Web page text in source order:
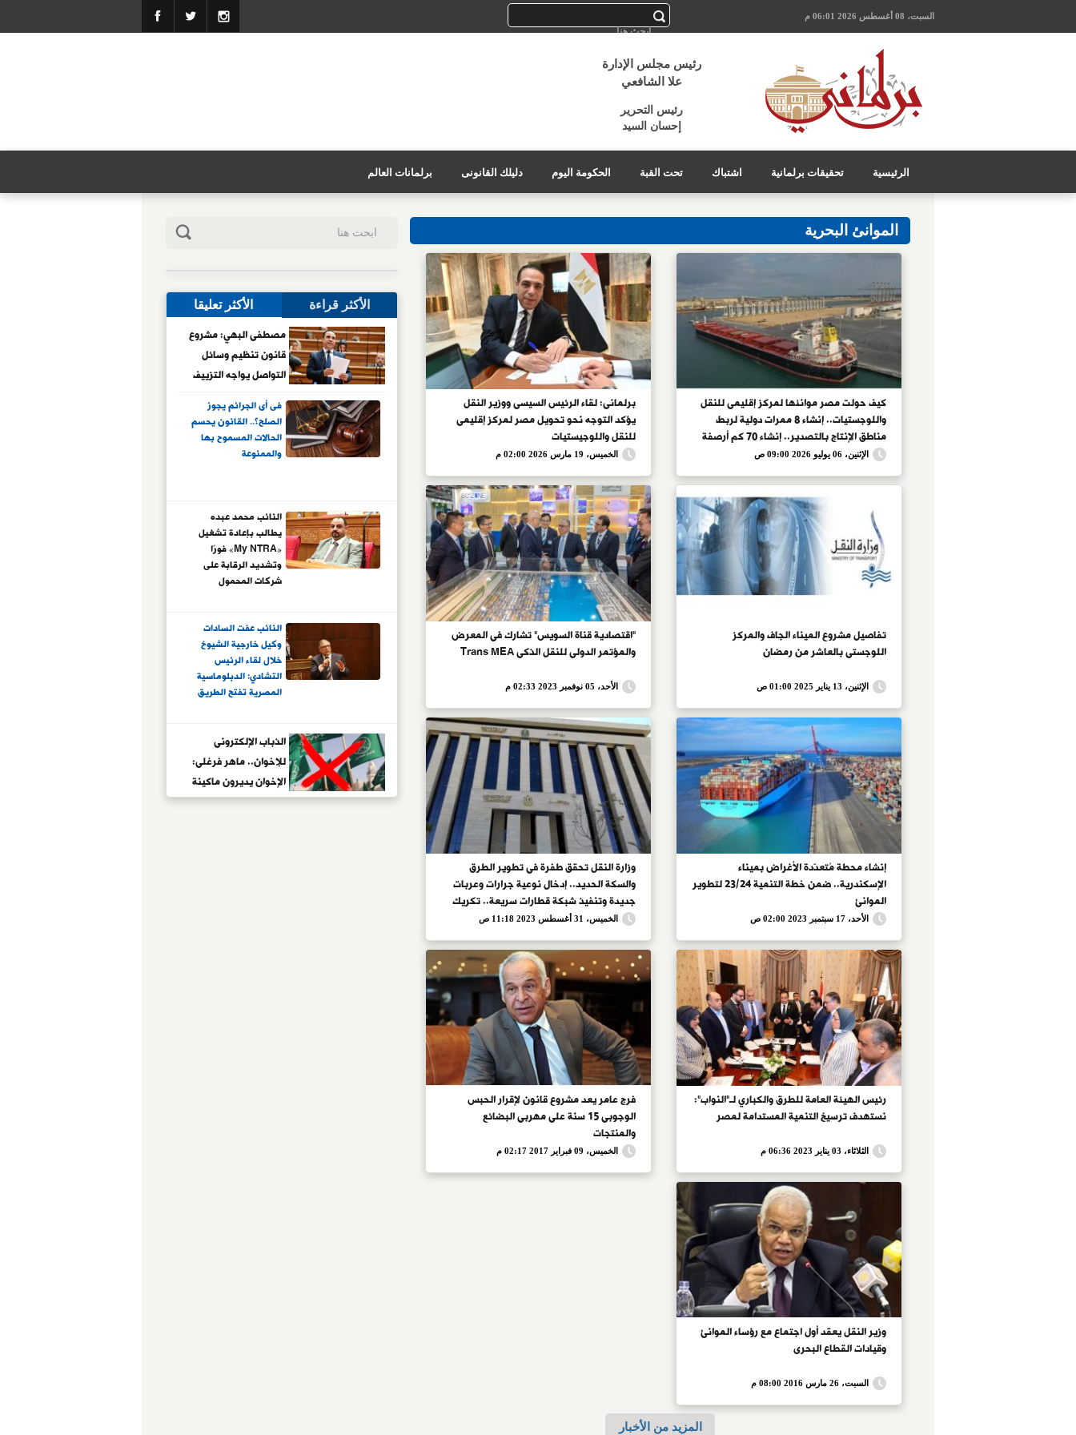
السبت، 08 أغسطس 2026 06:01 م
رئيس مجلس الإدارة
علا الشافعي
رئيس التحرير
إحسان السيد
الرئيسية تحقيقات برلمانية اشتباك تحت القبة الحكومة اليوم دليلك القانونى برلمانات العالم
الموانئ البحرية
كيف حولت مصر موانئها لمركز إقليمى للنقل
واللوجستيات.. إنشاء 8 ممرات دولية لربط
مناطق الإنتاج بالتصدير.. إنشاء 70 كم أرصفة
جديدة بأعماق تصل لـ25 متراً.. وتطوير
بضائع سنوياً
الإثنين، 06 يوليو 2026 09:00 ص
برلمانى: لقاء الرئيس السيسى ووزير النقل
يؤكد التوجه نحو تحويل مصر لمركز إقليمى
للنقل واللوجيستيات
الخميس، 19 مارس 2026 02:00 م
تفاصيل مشروع الميناء الجاف والمركز
اللوجستى بالعاشر من رمضان
الإثنين، 13 يناير 2025 01:00 ص
"اقتصادية قناة السويس" تشارك فى المعرض
والمؤتمر الدولى للنقل الذكى Trans MEA
الأحد، 05 نوفمبر 2023 02:33 م
إنشاء محطة مُتعدّدة الأغراض بميناء
الإسكندرية.. ضمن خطة التنمية 23/24 لتطوير
الموانئ
الأحد، 17 سبتمبر 2023 02:00 ص
وزارة النقل تحقق طفرة فى تطوير الطرق
والسكة الحديد.. إدخال نوعية جرارات وعربات
جديدة وتنفيذ شبكة قطارات سريعة.. تكريك
الممر الملاحى بنهر النيل لمرور السفن
الخميس، 31 أغسطس 2023 11:18 ص
رئيس الهيئة العامة للطرق والكباري لـ"النواب":
نستهدف ترسيخ التنمية المستدامة لمصر
الثلاثاء، 03 يناير 2023 06:36 م
فرج عامر يعد مشروع قانون لإقرار الحبس
الوجوبى 15 سنة على مهربى البضائع
والمنتجات
الخميس، 09 فبراير 2017 02:17 م
وزير النقل يعقد أول اجتماع مع رؤساء الموانئ
وقيادات القطاع البحرى
السبت، 26 مارس 2016 08:00 م
المزيد من الأخبار
الأكثر قراءة الأكثر تعليقا
مصطفى البهي: مشروع
قانون تنظيم وسائل
التواصل يواجه التزييف
العميق ويحمي الأطفال
فى أى الجرائم يجوز
الصلح؟.. القانون يحسم
الحالات المسموح بها
والممنوعة
النائب محمد عبده
يطالب بإعادة تشغيل
«My NTRA» فورًا
وتشديد الرقابة على
شركات المحمول
النائب عفت السادات
وكيل خارجية الشيوخ
خلال لقاء الرئيس
التشادي: الدبلوماسية
المصرية تفتح الطريق
الذباب الإلكترونى
للإخوان.. ماهر فرغلى:
الإخوان يديرون ماكينة
إلكترونية منظمة لنشر